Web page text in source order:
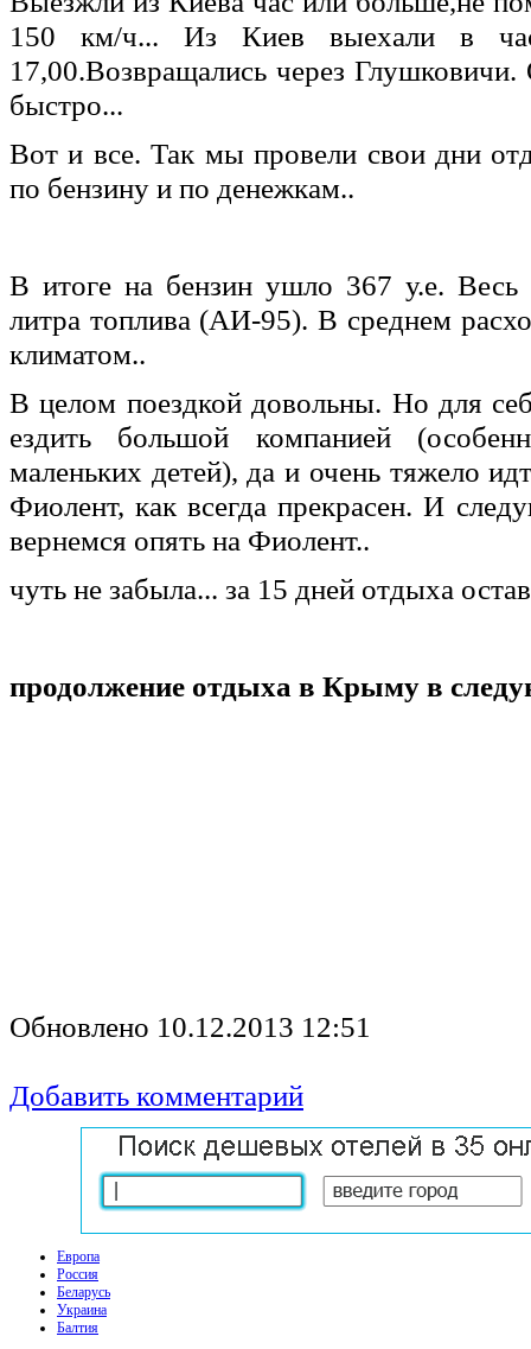
150 км/ч... Из Киев выехали в
17,00.Возвращались через
быстро...
Вот и все. Так мы провели свои дни
по бензину и по денежкам..
В итоге на бензин ушло 367 у.е.
литра топлива (АИ-95). В среднем
климатом..
В целом поездкой довольны. Но для
ездить большой компанией
маленьких детей), да и очень тяжело
Фиолент, как всегда прекрасен. И
вернемся опять на Фиолент..
чуть не забыла... за 15 дней отдыха
продолжение отдыха в Крыму в
Обновлено 10.12.2013 12:51
Добавить комментарий
Европа
Россия
Беларусь
Украина
Балтия